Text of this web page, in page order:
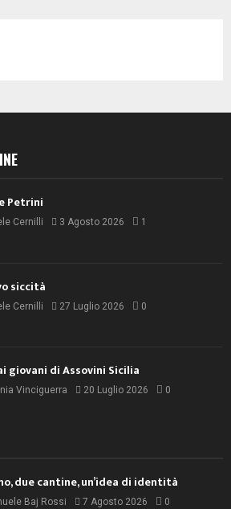
Petrini
Cernilli 3 Agosto 2026 1
siccità
Cernilli 27 Luglio 2026 0
giovani di Assovini Sicilia
Vinciguerra 20 Luglio 2026 0
due cantine, un’idea di identità
Baj Rossi 7 Agosto 2026 0